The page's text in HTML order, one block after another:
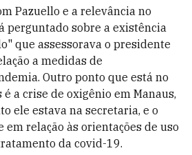
Pazuello e a relevância no
perguntado sobre a existência
que assessorava o presidente
a medidas de
Outro ponto que está no
a crise de oxigênio em Manaus,
ele estava na secretaria, e o
relação às orientações de uso
da covid-19.